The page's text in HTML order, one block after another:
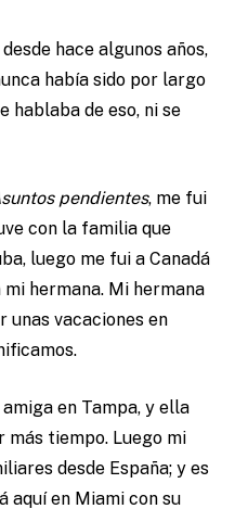
hace algunos años,
había sido por largo
hablaba de eso, ni se
pendientes, me fui
con la familia que
luego me fui a Canadá
hermana. Mi hermana
unas vacaciones en
en Tampa, y ella
más tiempo. Luego mi
desde España; y es
aquí en Miami con su